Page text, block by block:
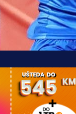
slavili na